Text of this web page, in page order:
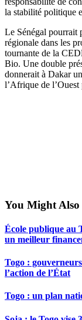
la stabilité politique
Le Sénégal pourrait
régionale dans les
tournante de la
Bio. Une double
donnerait à Dakar
l’Afrique de l’Ouest
You Might
École publique au
un meilleur
Togo :
l’action de l’État
Togo : un plan